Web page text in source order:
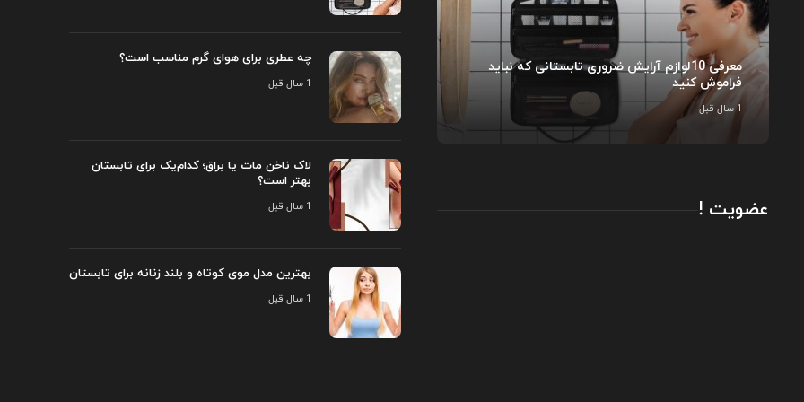
معرفی 10لوازم آرایش ضروری تابستانی که نباید
فراموش کنید
1 سال قبل
عضویت !
چه عطری برای هوای گرم مناسب است؟
1 سال قبل
لاک ناخن مات یا براق؛ کدام‌یک برای تابستان
بهتر است؟
1 سال قبل
بهترین مدل موی کوتاه و بلند زنانه برای تابستان
1 سال قبل